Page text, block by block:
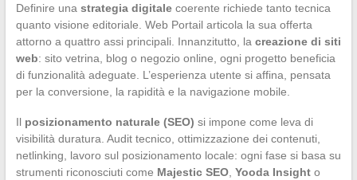
Definire una strategia digitalecoerente richiede tanto tecnica
quanto visione editoriale. Web Portail articola la sua offerta
attorno a quattro assi principali. Innanzitutto, la creazione di siti
web: sito vetrina, blog o negozio online, ogni progetto beneficia
di funzionalità adeguate. L’esperienza utente si affina, pensata
per la conversione, la rapidità e la navigazione mobile.
Il posizionamento naturale (SEO) si impone come leva di
visibilità duratura. Audit tecnico, ottimizzazione dei contenuti,
netlinking, lavoro sul posizionamento locale: ogni fase si basa su
strumenti riconosciuti come Majestic SEO, Yooda Insighto